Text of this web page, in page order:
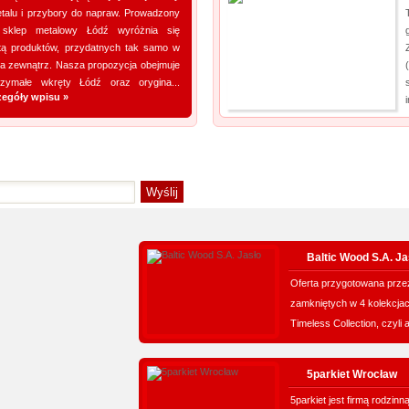
ją Ośrodek Intensywnej Rehabilitacji Dzieci Michałkowo. Oczywiście poza tym
wdrażanych jest wiele innych terapii dopasowan...
i przybory do napraw. Prowadzony
metalowy Łódź wyróżnia się
produktów, przydatnych tak samo w
zewnątrz. Nasza propozycja obejmuje
wkręty Łódź oraz orygina...
wpisu »
Baltic Wood S.A.
Oferta przygotowana
zamkniętych w 4
Timeless Collection, czyli
5parkiet Wrocław
5parkiet jest firmą